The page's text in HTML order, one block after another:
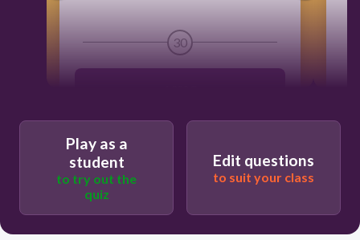
30
Play as a
student
to try out the
quiz
Edit questions
to suit your class